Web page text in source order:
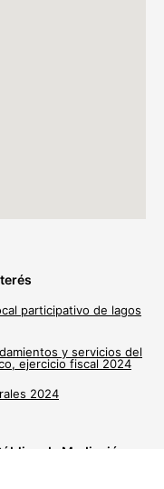
participativo de lagos
y servicios del
ejercicio fiscal 2024
2024
de Mediación